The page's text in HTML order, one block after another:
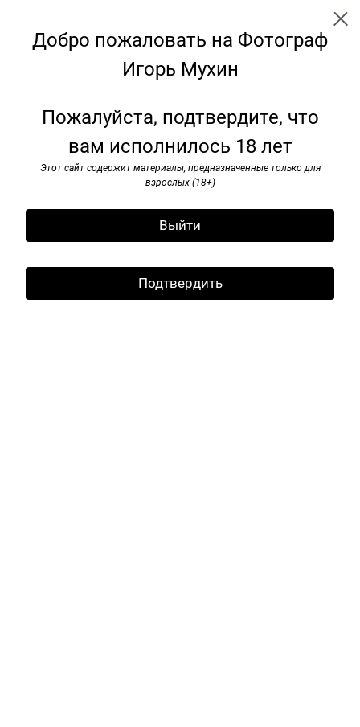
Добро пожаловать на Фотограф
Игорь Мухин
Пожалуйста, подтвердите, что
вам исполнилось 18 лет
Этот сайт содержит материалы, предназначенные только для
взрослых (18+)
Выйти
Подтвердить
Ленинград. СССР. 1986/1988